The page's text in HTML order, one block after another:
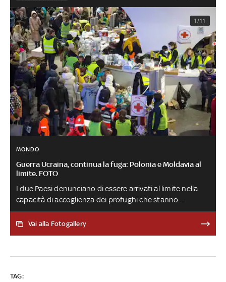
1/11
MONDO
Guerra Ucraina, continua la fuga: Polonia e Moldavia al
limite. FOTO
I due Paesi denunciano di essere arrivati al limite nella
capacità di accoglienza dei profughi che stanno
scappando dal conflitto. Quasi 40mila gli arrivi in Italia.
Associazioni: migliaia di bambini profughi a rischio
Vai alla Fotogallery
TAG: